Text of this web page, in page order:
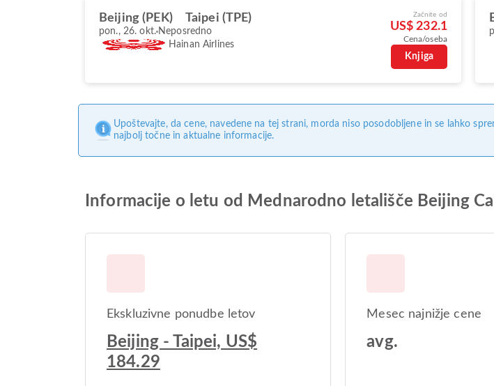
Beijing (PEK) Taipei (TPE)
pon., 26. okt. Neposredno
Hainan Airlines
Začnite od
US$ 232.1
Cena/oseba
Knjiga
Upoštevajte, da cene, navedene na tej strani, morda niso posodobljene in se lahko
najbolj točne in aktualne informacije.
Informacije o letu od Mednarodno letališče Beijing
Ekskluzivne ponudbe letov
Beijing - Taipei, US$
184.29
Mesec najnižje cene
avg.